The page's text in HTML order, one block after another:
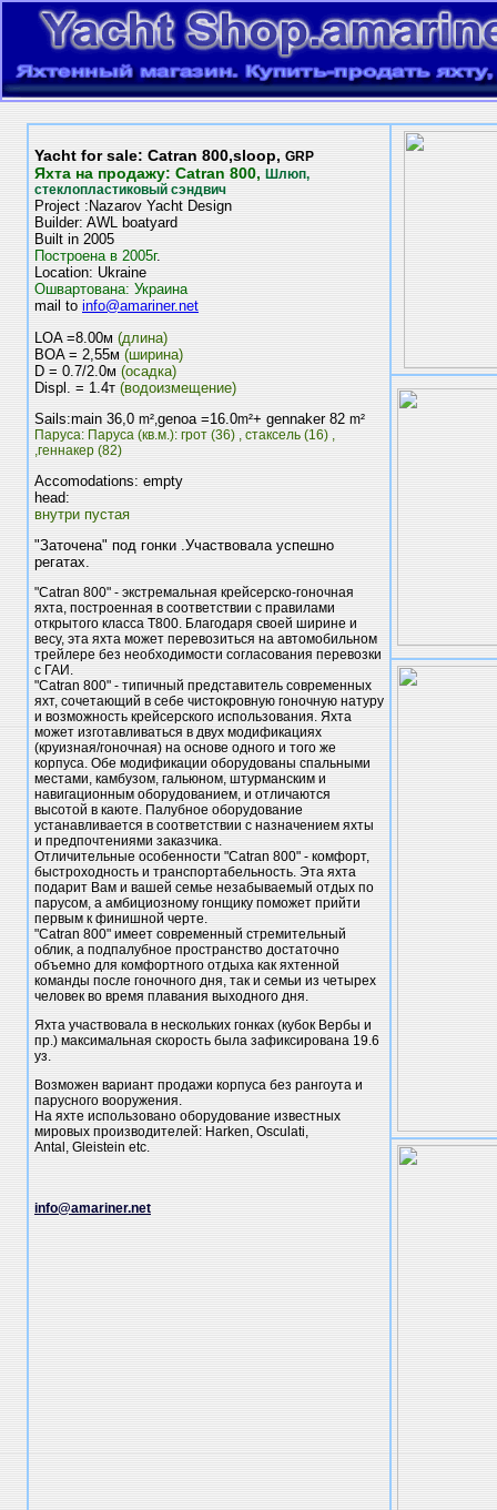
Yacht for sale: Catran 800,sloop, GRP
Яхта на продажу: Catran 800, Шлюп,
стеклопластиковый сэндвич
Project :Nazarov Yacht Design
Builder: AWL boatyard
Built in 2005
Построена в 2005г.
Location: Ukraine
Ошвартована: Украина
mail to info@amariner.net
LOA =8.00м (длина)
BOA = 2,55м (ширина)
D = 0.7/2.0м (осадка)
Displ. = 1.4т (водоизмещение)
Sails:main 36,0 m²,genoa =16.0m²+ gennaker 82 m²
Паруса: Паруса (кв.м.): грот (36) , стаксель (16) ,
,геннакер (82)
Accomodations: empty
head:
внутри пустая
"Заточена" под гонки .Участвовала успешно
регатах.
"Catran 800" - экстремальная крейсерско-гоночная
яхта, построенная в соответствии с правилами
открытого класса Т800. Благодаря своей ширине и
весу, эта яхта может перевозиться на автомобильном
трейлере без необходимости согласования перевозки
с ГАИ.
"Catran 800" - типичный представитель современных
яхт, сочетающий в себе чистокровную гоночную натуру
и возможность крейсерского использования. Яхта
может изготавливаться в двух модификациях
(круизная/гоночная) на основе одного и того же
корпуса. Обе модификации оборудованы спальными
местами, камбузом, гальюном, штурманским и
навигационным оборудованием, и отличаются
высотой в каюте. Палубное оборудование
устанавливается в соответствии с назначением яхты
и предпочтениями заказчика.
Отличительные особенности "Catran 800" - комфорт,
быстроходность и транспортабельность. Эта яхта
подарит Вам и вашей семье незабываемый отдых по
парусом, а амбициозному гонщику поможет прийти
первым к финишной черте.
"Catran 800" имеет современный стремительный
облик, а подпалубное пространство достаточно
объемно для комфортного отдыха как яхтенной
команды после гоночного дня, так и семьи из четырех
человек во время плавания выходного дня.
Яхта участвовала в нескольких гонках (кубок Вербы и
пр.) максимальная скорость была зафиксирована 19.6
уз.
Возможен вариант продажи корпуса без рангоута и
парусного вооружения.
На яхте использовано оборудование известных
мировых производителей: Harken, Osculati,
Antal, Gleistein etc.
info@amariner.net